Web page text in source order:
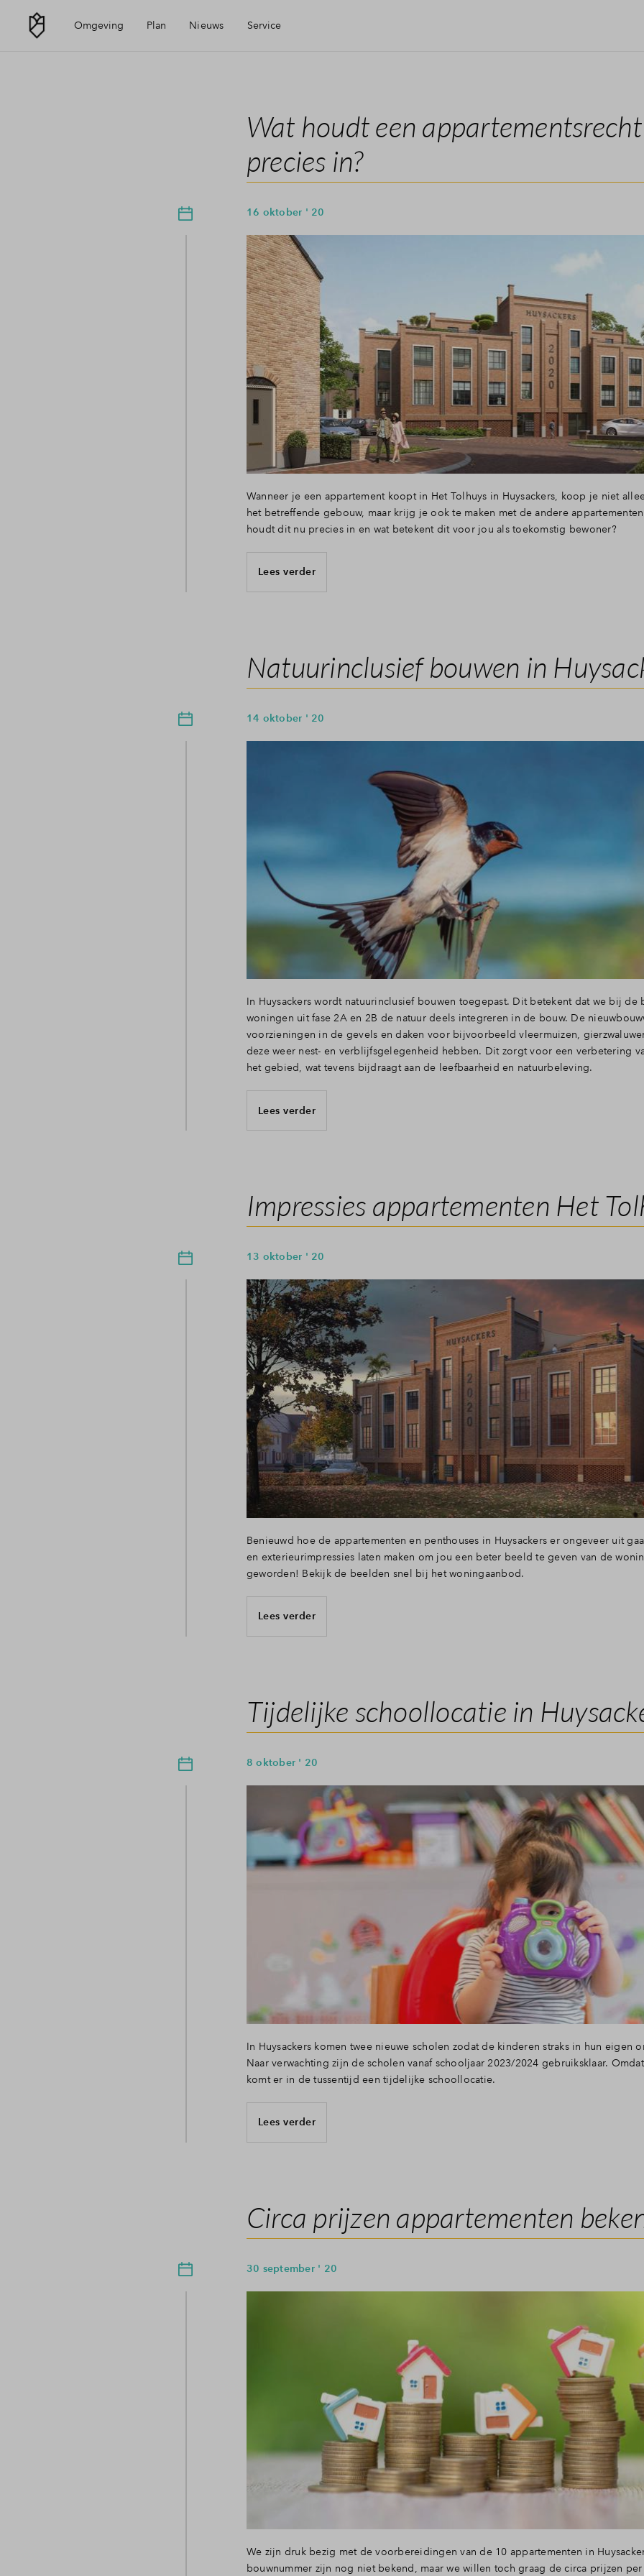
Omgeving Plan Nieuws Service
Financiële check
Financiering
Woning kopen
Veelgestelde vragen
Wat houdt een
precies in?
16 oktober ' 20
Wanneer je een appartement koopt in Het Tolhuys in Huysackers, koop je niet
het betreffende gebouw, maar krijg je ook te maken met de andere
houdt dit nu precies in en wat betekent dit voor jou als toekomstig bewoner?
Lees verder
Natuurinclusief bouwen in
14 oktober ' 20
In Huysackers wordt natuurinclusief bouwen toegepast. Dit betekent dat we bij de
woningen uit fase 2A en 2B de natuur deels integreren in de bouw. De
voorzieningen in de gevels en daken voor bijvoorbeeld vleermuizen,
deze weer nest- en verblijfsgelegenheid hebben. Dit zorgt voor een verbetering
het gebied, wat tevens bijdraagt aan de leefbaarheid en natuurbeleving.
Lees verder
Impressies appartementen Het
13 oktober ' 20
Benieuwd hoe de appartementen en penthouses in Huysackers er ongeveer uit
en exterieurimpressies laten maken om jou een beter beeld te geven van de
geworden! Bekijk de beelden snel bij het woningaanbod.
Lees verder
Tijdelijke schoollocatie in
8 oktober ' 20
In Huysackers komen twee nieuwe scholen zodat de kinderen straks in hun eigen
Naar verwachting zijn de scholen vanaf schooljaar 2023/2024 gebruiksklaar.
komt er in de tussentijd een tijdelijke schoollocatie.
Lees verder
Circa prijzen appartementen
30 september ' 20
We zijn druk bezig met de voorbereidingen van de 10 appartementen in
bouwnummer zijn nog niet bekend, maar we willen toch graag de circa prijzen